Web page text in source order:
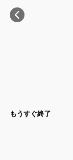
もうすぐ終了